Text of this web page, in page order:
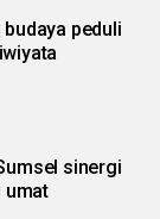
peduli
sinergi
umat